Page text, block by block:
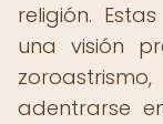
religión.
una visión
adentrarse